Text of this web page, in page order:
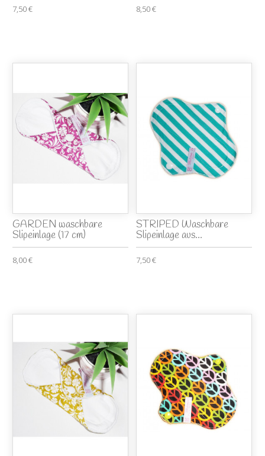
7,50 € 8,50 €
GARDEN waschbare
Slipeinlage (17 cm)
8,00 €
STRIPED Waschbare
Slipeinlage aus...
7,50 €